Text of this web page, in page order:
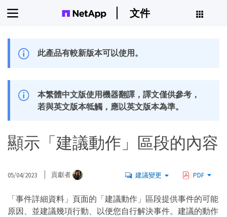
文件
此產品有較新版本可以使用。
本繁體中文版使用機器翻譯，譯文僅供參考，
若與英文版本牴觸，應以英文版本為準。
顯示「建議動作」區段的內容
05/04/2023 貢獻者 建議變更 PDF
「事件詳細資料」頁面的「建議動作」區段提供事件的可能
原因、並建議幾項行動、以便您自行解決事件。建議的動作